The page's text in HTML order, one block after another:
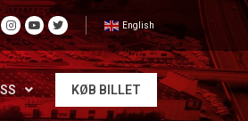
English
KØB BILLET